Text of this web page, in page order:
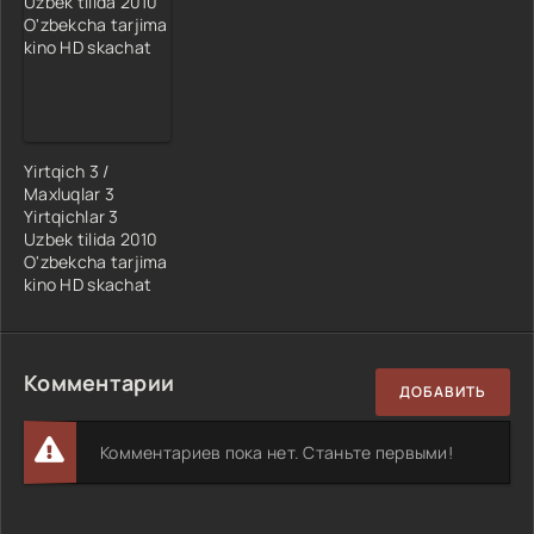
Yirtqich 3 /
Maxluqlar 3
Yirtqichlar 3
Uzbek tilida 2010
O'zbekcha tarjima
kino HD skachat
Комментарии ДОБАВИТЬ
Комментариев пока нет. Станьте первыми!